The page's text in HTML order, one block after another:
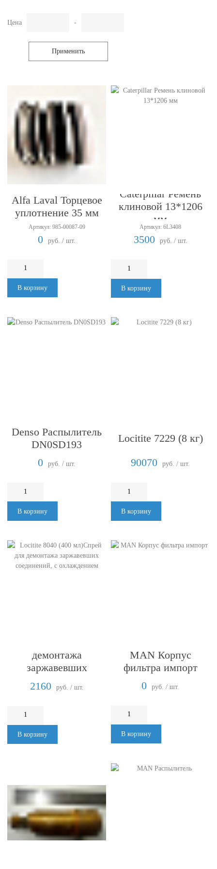
Цена -
Применить
Alfa Laval Торцевое
уплотнение 35 мм
Артикул: 985-00087-09
0 руб. / шт.
В корзину
Caterpillar Ремень
клиновой 13*1206
мм
Артикул: 6L3408
3500 руб. / шт.
В корзину
Denso Распылитель
DN0SD193
0
руб. / шт.
В корзину
Locitite 7229 (8 кг)
90070
руб. / шт.
В корзину
демонтажа
заржавевших
соединений, с
охлаждением
2160 руб. / шт.
В корзину
MAN Корпус
фильтра импорт
0
руб. / шт.
В корзину